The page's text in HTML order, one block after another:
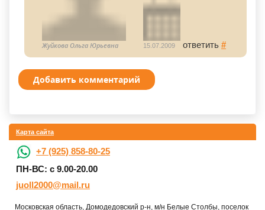
Жуйкова Ольга Юрьевна 15.07.2009 ответить #
Добавить комментарий
Карта сайта
+7 (925) 858-80-25
ПН-ВС: с 9.00-20.00
juoll2000@mail.ru
Московская область, Домодедовский р-н, м/н Белые Столбы, поселок